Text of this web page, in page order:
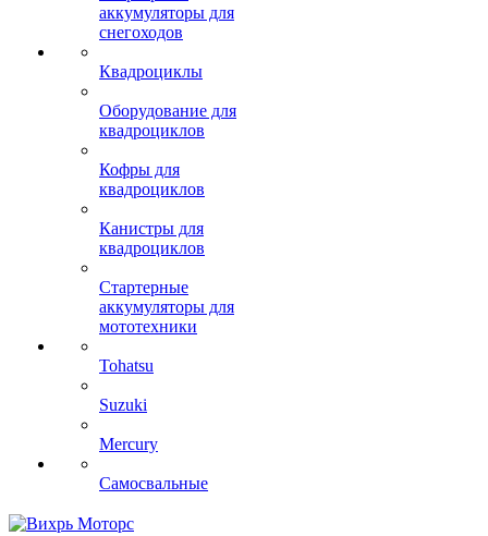
аккумуляторы для
снегоходов
Квадроциклы
Оборудование для
квадроциклов
Кофры для
квадроциклов
Канистры для
квадроциклов
Стартерные
аккумуляторы для
мототехники
Tohatsu
Suzuki
Mercury
Самосвальные